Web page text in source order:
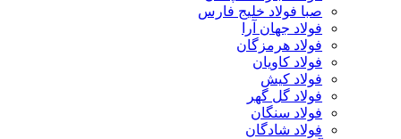
صبا فولاد خلیج فارس
فولاد جهان آرا
فولاد هرمزگان
فولاد کاویان
فولاد کیش
فولاد گل گهر
فولاد سنگان
فولاد شادگان